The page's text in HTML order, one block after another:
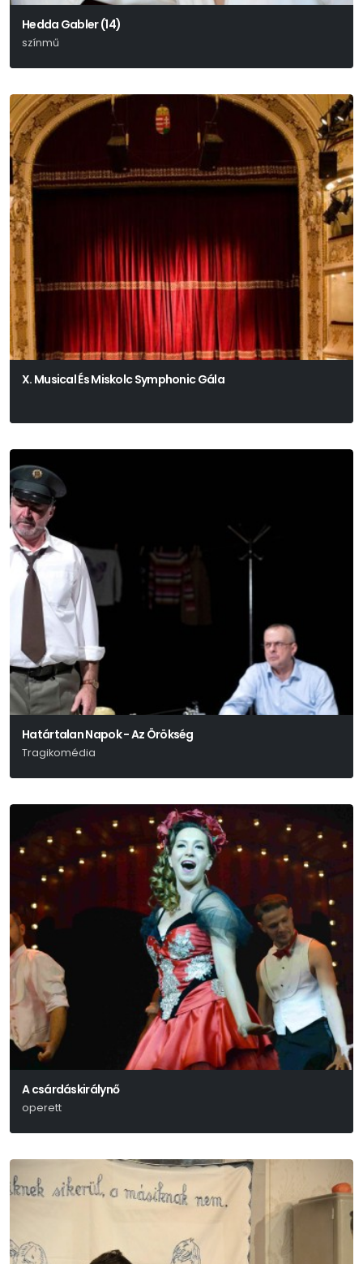
Hedda Gabler (14)
színmű
X. Musical És Miskolc Symphonic Gála
Határtalan Napok - Az Örökség
Tragikomédia
A csárdáskirálynő
operett